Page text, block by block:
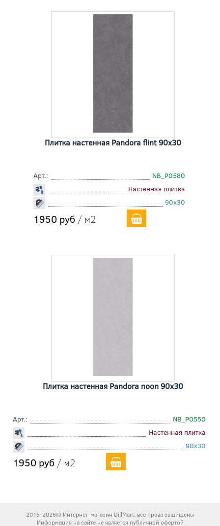
Плитка настенная Pandora flint 90x30
Арт.:
NB_P0580
Настенная плитка
90x30
1950 руб / м2
Плитка настенная Pandora noon 90x30
Арт.:
NB_P0550
Настенная плитка
90x30
1950 руб / м2
2015-2026© Интернет-магазин DillMart, все права защищены
Информация на сайте не является публичной офертой